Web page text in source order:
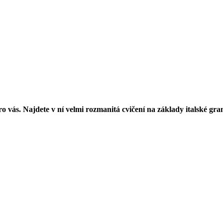
vás. Najdete v ní velmi rozmanitá cvičení na základy italské